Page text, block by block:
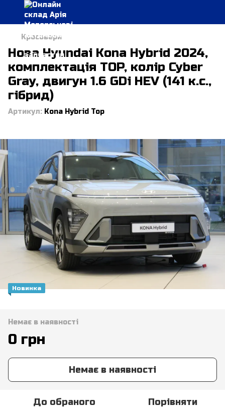
Кросовери
Нова Hyundai Kona Hybrid 2024,
комплектація TOP, колір Cyber
Gray, двигун 1.6 GDi HEV (141 к.с.,
гібрид)
Артикул: Kona Hybrid Top
Новинка
Немає в наявності
0 грн
Немає в наявності
До обраного Порівняти